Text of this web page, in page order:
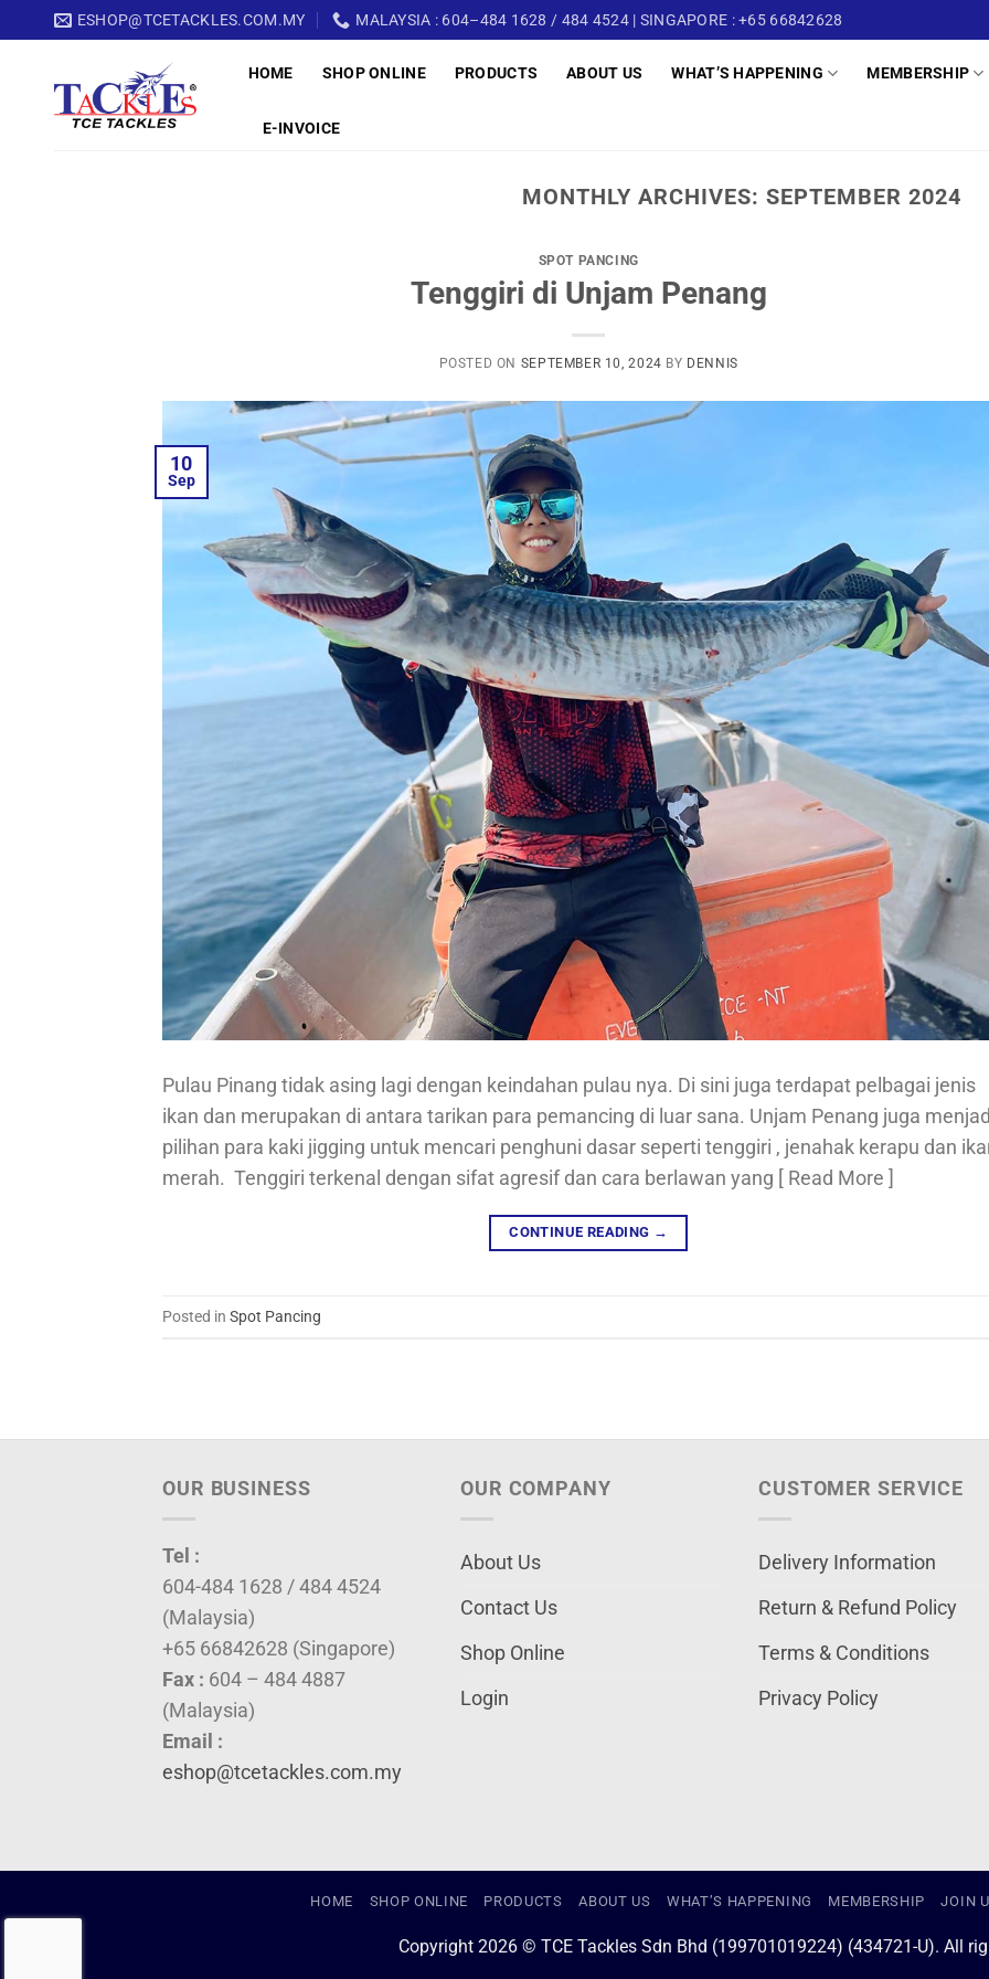
to
ESHOP@TCETACKLES.COM.MY MALAYSIA : 604–484 1628 / 484 4524 | SINGAPORE : +65 66842628
HOME SHOP ONLINE PRODUCTS ABOUT US WHAT’S HAPPENING MEMBERSHIP
E-INVOICE
MONTHLY ARCHIVES:SEPTEMBER 2024
SPOT PANCING
Tenggiri di Unjam Penang
POSTED ON SEPTEMBER 10, 2024 BY DENNIS
10
Sep
Pulau Pinang tidak asing lagi dengan keindahan pulau nya. Di sini juga terdapat pelbagai jenis
ikan dan merupakan di antara tarikan para pemancing di luar sana. Unjam Penang juga
pilihan para kaki jigging untuk mencari penghuni dasar seperti tenggiri , jenahak kerapu dan
merah. Tenggiri terkenal dengan sifat agresif dan cara berlawan yang [ Read More ]
CONTINUE READING →
Posted in Spot Pancing
OUR BUSINESS
Tel :
604-484 1628 / 484 4524
(Malaysia)
+65 66842628 (Singapore)
Fax : 604 – 484 4887
(Malaysia)
Email :
eshop@tcetackles.com.my
OUR COMPANY
About Us
Contact Us
Shop Online
Login
CUSTOMER SERVICE
Delivery Information
Return & Refund Policy
Terms & Conditions
Privacy Policy
HOME SHOP ONLINE PRODUCTS ABOUT US WHAT’S HAPPENING MEMBERSHIP JOIN
Copyright 2026 © TCE Tackles Sdn Bhd (199701019224) (434721-U). All